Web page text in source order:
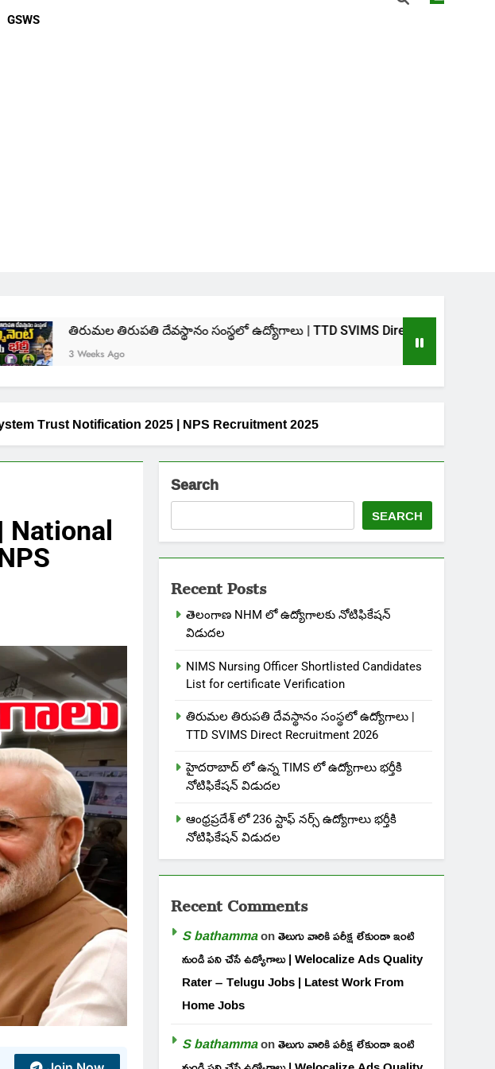
GSWS
తిరుపతి దేవస్థానం సంస్థలో ఉద్యోగాలు | TTD SVIMS Direct Recruitment 2026
Ago
Trust Notification 2025 | NPS Recruitment 2025
Search
SEARCH
Recent Posts
తెలంగాణ NHM లో ఉద్యోగాలకు నోటిఫికేషన్
విడుదల
NIMS Nursing Officer Shortlisted Candidates
List for certificate Verification
తిరుమల తిరుపతి దేవస్థానం సంస్థలో ఉద్యోగాలు |
TTD SVIMS Direct Recruitment 2026
హైదరాబాద్ లో ఉన్న TIMS లో ఉద్యోగాలు భర్తీకి
నోటిఫికేషన్ విడుదల
ఆంధ్రప్రదేశ్ లో 236 స్టాఫ్ నర్స్ ఉద్యోగాలు భర్తీకి
నోటిఫికేషన్ విడుదల
Recent Comments
S bathammaonతెలుగు వారికి పరీక్ష లేకుండా ఇంటి
నుండి పని చేసే ఉద్యోగాలు | Welocalize Ads Quality
Rater – Telugu Jobs | Latest Work From
Home Jobs
S bathammaonతెలుగు వారికి పరీక్ష లేకుండా ఇంటి